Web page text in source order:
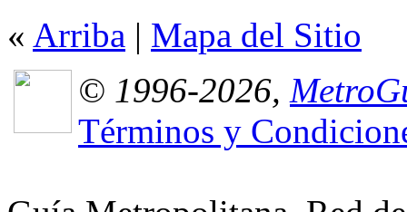
« Arriba | Mapa del Sitio
© 1996-2026,
Términos y